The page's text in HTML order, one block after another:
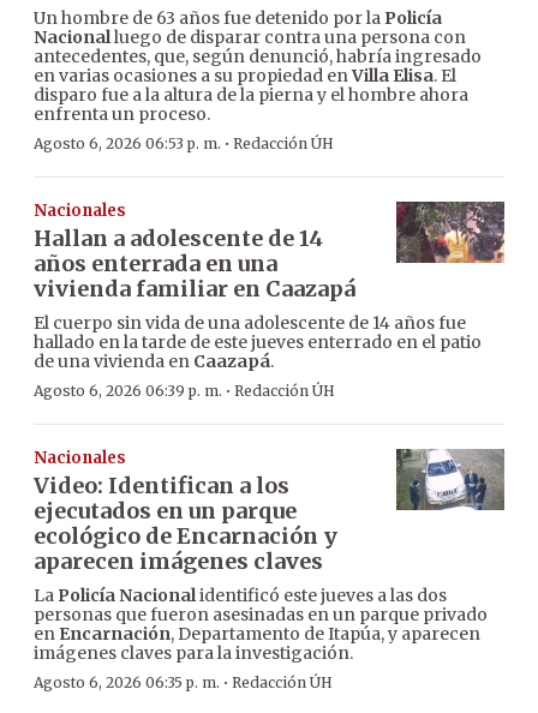
Un hombre de 63 años fue detenido por la Policía
Nacionalluego de disparar contra una persona con
antecedentes, que, según denunció, habría ingresado
en varias ocasiones a su propiedad enVilla Elisa. El
disparo fue a la altura de la pierna y el hombre ahora
enfrenta un proceso.
Agosto 6, 2026 06:53 p. m. · Redacción ÚH
Nacionales
Hallan a adolescente de 14
años enterrada en una
vivienda familiar en Caazapá
El cuerpo sin vida de una adolescente de 14 años fue
hallado en la tarde de este jueves enterrado en el patio
de una vivienda en Caazapá.
Agosto 6, 2026 06:39 p. m. · Redacción ÚH
Nacionales
Video: Identifican a los
ejecutados en un parque
ecológico de Encarnación y
aparecen imágenes claves
La Policía Nacionalidentificó este jueves a las dos
personas que fueron asesinadas en un parque privado
en Encarnación, Departamento de Itapúa, y aparecen
imágenes claves para la investigación.
Agosto 6, 2026 06:35 p. m. · Redacción ÚH